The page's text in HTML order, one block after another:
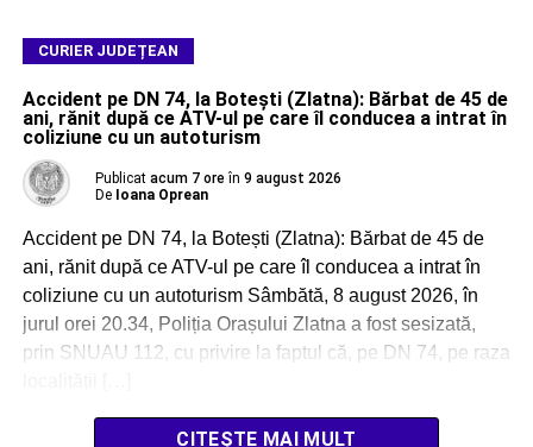
CURIER JUDEȚEAN
Accident pe DN 74, la Botești (Zlatna): Bărbat de 45 de
ani, rănit după ce ATV-ul pe care îl conducea a intrat în
coliziune cu un autoturism
Publicat acum 7 ore în 9 august 2026
De Ioana Oprean
Accident pe DN 74, la Botești (Zlatna): Bărbat de 45 de
ani, rănit după ce ATV-ul pe care îl conducea a intrat în
coliziune cu un autoturism Sâmbătă, 8 august 2026, în
jurul orei 20.34, Poliția Orașului Zlatna a fost sesizată,
prin SNUAU 112, cu privire la faptul că, pe DN 74, pe raza
CITEȘTE MAI MULT